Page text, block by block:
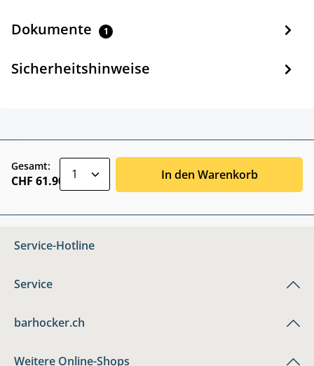
Dokumente 1
Sicherheitshinweise
Gesamt:
CHF 61.90 In den Warenkorb
Service-Hotline
Service
barhocker.ch
Weitere Online-Shops